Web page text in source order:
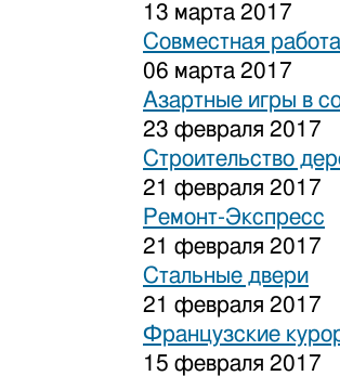
13 марта 2017
Совместная
06 марта 2017
Азартные игры в
23 февраля 2017
Строительство
21 февраля 2017
Ремонт-Экспресс
21 февраля 2017
Стальные двери
21 февраля 2017
Французские
15 февраля 2017